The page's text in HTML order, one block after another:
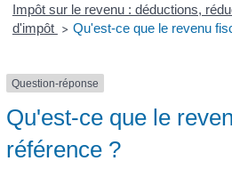
Impôt sur le revenu : déductions,
d'impôt > Qu'est-ce que le revenu
Question-réponse
Qu'est-ce que le
référence ?